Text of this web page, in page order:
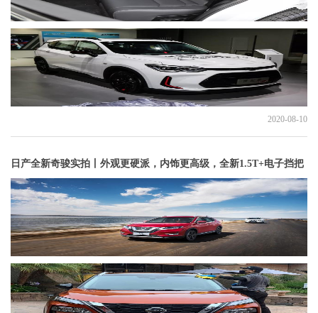
2020-08-10
日产全新奇骏实拍丨外观更硬派，内饰更高级，全新1.5T+电子挡把